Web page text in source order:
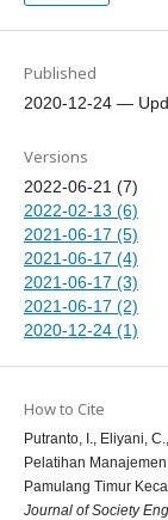
Published
2020-12-24 —
Versions
2022-06-21 (7)
2022-02-13 (6)
2021-06-17 (5)
2021-06-17 (4)
2021-06-17 (3)
2021-06-17 (2)
2020-12-24 (1)
How to Cite
Putranto, I., Eliyani,
Pelatihan
Pamulang Timur
Journal of Society